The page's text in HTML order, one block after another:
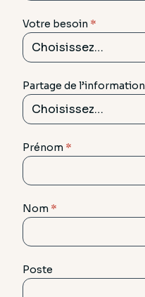
Votre besoin *
Partage de l’information
Prénom *
Nom *
Poste